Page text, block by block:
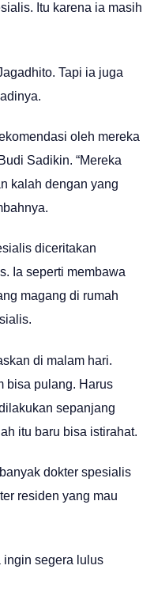
Itu karena ia masih
Tapi ia juga
oleh mereka
Sadikin. “Mereka
kalah dengan yang
diceritakan
Ia seperti membawa
magang di rumah
di malam hari.
bisa pulang. Harus
sepanjang
itu baru bisa istirahat.
dokter spesialis
residen yang mau
ingin segera lulus